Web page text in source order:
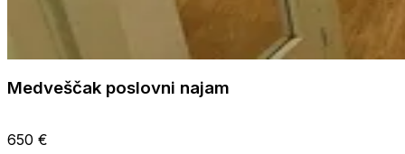
Medveščak poslovni najam
650 €